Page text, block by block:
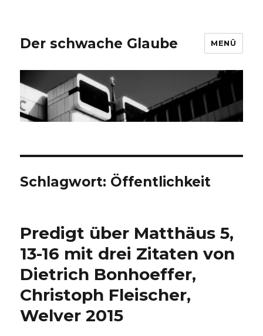
Der schwache Glaube MENÜ
Schlagwort: Öffentlichkeit
Predigt über Matthäus 5,
13-16 mit drei Zitaten von
Dietrich Bonhoeffer,
Christoph Fleischer,
Welver 2015